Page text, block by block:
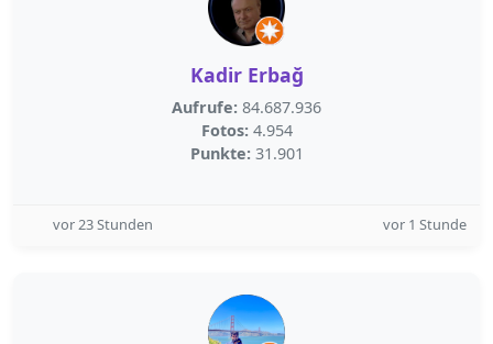
Kadir Erbağ
Aufrufe: 84.687.936
Fotos: 4.954
Punkte: 31.901
vor 23 Stunden vor 1 Stunde